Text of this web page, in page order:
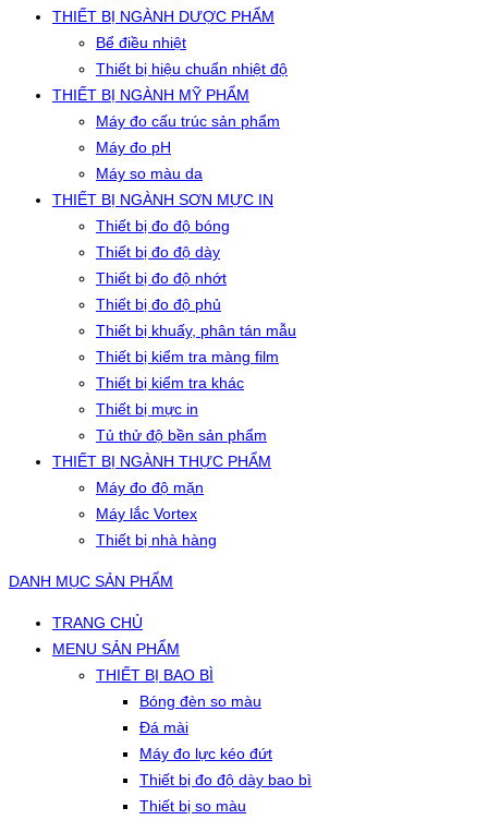
THIẾT BỊ NGÀNH DƯỢC PHẨM
Bể điều nhiệt
Thiết bị hiệu chuẩn nhiệt độ
THIẾT BỊ NGÀNH MỸ PHẨM
Máy đo cấu trúc sản phẩm
Máy đo pH
Máy so màu da
THIẾT BỊ NGÀNH SƠN MỰC IN
Thiết bị đo độ bóng
Thiết bị đo độ dày
Thiết bị đo độ nhớt
Thiết bị đo độ phủ
Thiết bị khuấy, phân tán mẫu
Thiết bị kiểm tra màng film
Thiết bị kiểm tra khác
Thiết bị mực in
Tủ thử độ bền sản phẩm
THIẾT BỊ NGÀNH THỰC PHẨM
Máy đo độ mặn
Máy lắc Vortex
Thiết bị nhà hàng
DANH MỤC SẢN PHẨM
TRANG CHỦ
MENU SẢN PHẨM
THIẾT BỊ BAO BÌ
Bóng đèn so màu
Đá mài
Máy đo lực kéo đứt
Thiết bị đo độ dày bao bì
Thiết bị so màu